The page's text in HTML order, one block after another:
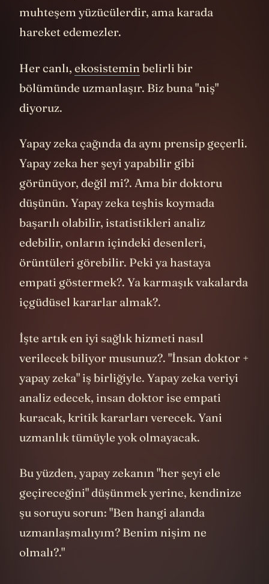
su altında yüzemezler. Yunuslar okyanusta
muhteşem yüzücülerdir, ama karada
Her canlı,ekosisteminbelirli bir
bölümünde uzmanlaşır. Biz buna "niş"
Yapay zeka çağında da aynı prensip geçerli.
Yapay zeka her şeyi yapabilir gibi
görünüyor, değil mi?. Ama bir doktoru
düşünün. Yapay zeka teşhis koymada
başarılı olabilir, istatistikleri analiz
edebilir, onların içindeki desenleri,
örüntüleri görebilir. Peki ya hastaya
empati göstermek?. Ya karmaşık vakalarda
İşte artık en iyi sağlık hizmeti nasıl
verilecek biliyor musunuz?. "İnsan doktor +
yapay zeka" iş birliğiyle. Yapay zeka veriyi
analiz edecek, insan doktor ise empati
kuracak, kritik kararları verecek. Yani
Bu yüzden, yapay zekanın "her şeyi ele
geçireceğini" düşünmek yerine, kendinize
şu soruyu sorun: "Ben hangi alanda
uzmanlaşmalıyım? Benim nişim ne